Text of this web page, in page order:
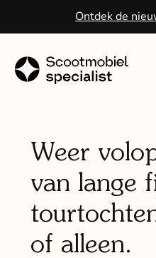
Ontdek de
Weer
van lange
of alleen.